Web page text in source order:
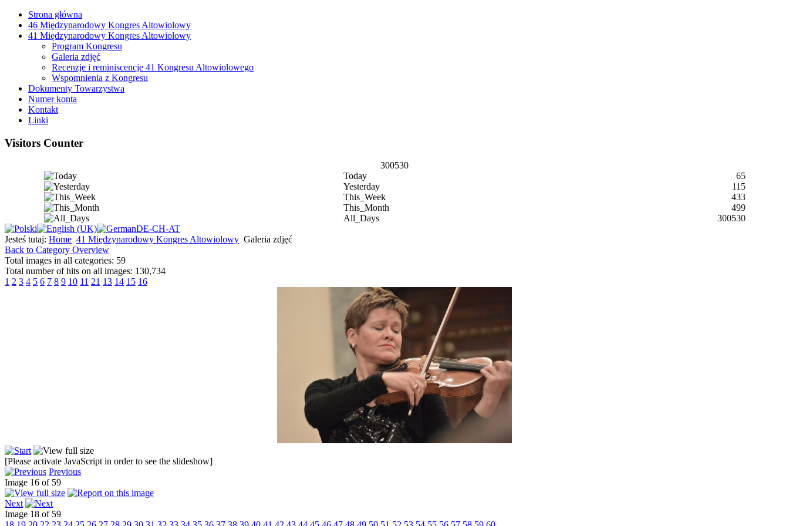
Strona główna
46 Międzynarodowy Kongres Altowiolowy
41 Międzynarodowy Kongres Altowiolowy
Program Kongresu
Galeria zdjęć
Recenzje i reminiscencje 41 Kongresu Altowiolowego
Wspomnienia z Kongresu
Dokumenty Towarzystwa
Numer konta
Kontakt
Linki
Visitors Counter
300530
Today
65
Yesterday
115
This_Week
433
This_Month
499
All_Days
300530
Jesteś tutaj: Home 41 Międzynarodowy Kongres Altowiolowy Galeria zdjęć
Back to Category Overview
Total images in all categories: 59
Total number of hits on all images: 130,734
1 2 3 4 5 6 7 8 9 10 11 21 13 14 15 16
[Please activate JavaScript in order to see the slideshow]
Previous
Image 16 of 59
Next
Image 18 of 59